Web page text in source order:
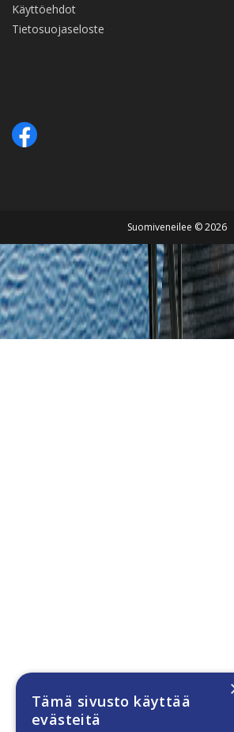
Käyttöehdot
Tietosuojaseloste
Suomiveneilee © 2026
Tämä sivusto käyttää
evästeitä